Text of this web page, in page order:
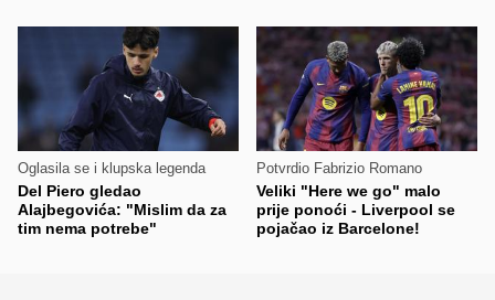
Oglasila se i klupska legenda
Del Piero gledao
Alajbegovića: "Mislim da za
tim nema potrebe"
Potvrdio Fabrizio Romano
Veliki "Here we go" malo
prije ponoći - Liverpool se
pojačao iz Barcelone!